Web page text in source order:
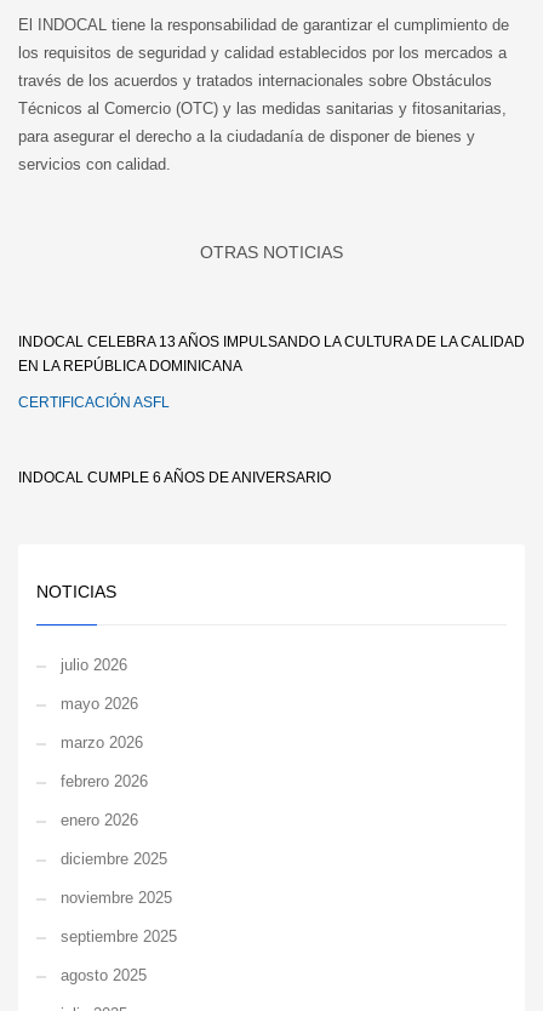
El INDOCAL tiene la responsabilidad de garantizar el cumplimiento de
los requisitos de seguridad y calidad establecidos por los mercados a
través de los acuerdos y tratados internacionales sobre Obstáculos
Técnicos al Comercio (OTC) y las medidas sanitarias y fitosanitarias,
para asegurar el derecho a la ciudadanía de disponer de bienes y
servicios con calidad.
INDOCAL CELEBRA 13 AÑOS IMPULSANDO LA CULTURA DE LA CALIDAD
EN LA REPÚBLICA DOMINICANA
CERTIFICACIÓN ASFL
INDOCAL CUMPLE 6 AÑOS DE ANIVERSARIO
NOTICIAS
julio 2026
mayo 2026
marzo 2026
febrero 2026
enero 2026
diciembre 2025
noviembre 2025
septiembre 2025
agosto 2025